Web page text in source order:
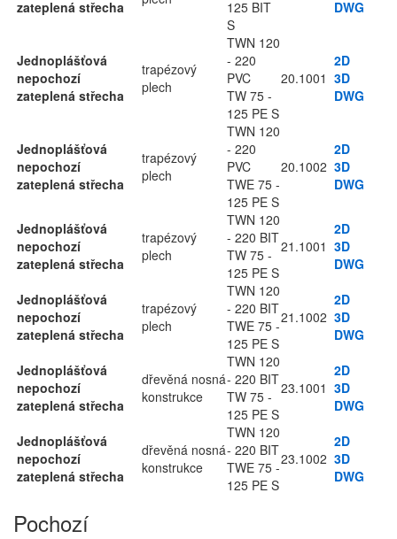
zateplená střecha
125 BIT
S
DWG
Jednoplášťová
nepochozí
zateplená střecha
trapézový
plech
TWN 120
- 220
PVC
TW 75 -
125 PE S
20.1001
2D
3D
DWG
Jednoplášťová
nepochozí
zateplená střecha
trapézový
plech
TWN 120
- 220
PVC
TWE 75 -
125 PE S
20.1002
2D
3D
DWG
Jednoplášťová
nepochozí
zateplená střecha
trapézový
plech
TWN 120
- 220 BIT
TW 75 -
125 PE S
21.1001
2D
3D
DWG
Jednoplášťová
nepochozí
zateplená střecha
trapézový
plech
TWN 120
- 220 BIT
TWE 75 -
125 PE S
21.1002
2D
3D
DWG
Jednoplášťová
nepochozí
zateplená střecha
dřevěná nosná
konstrukce
TWN 120
- 220 BIT
TW 75 -
125 PE S
23.1001
2D
3D
DWG
Jednoplášťová
nepochozí
zateplená střecha
dřevěná nosná
konstrukce
TWN 120
- 220 BIT
TWE 75 -
125 PE S
23.1002
2D
3D
DWG
Pochozí